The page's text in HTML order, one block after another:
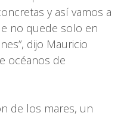
y así vamos a
no quede solo en
dijo Mauricio
océanos de
de los mares, un